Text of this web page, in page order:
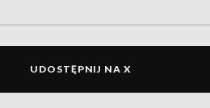
UDOSTĘPNIJ NA X